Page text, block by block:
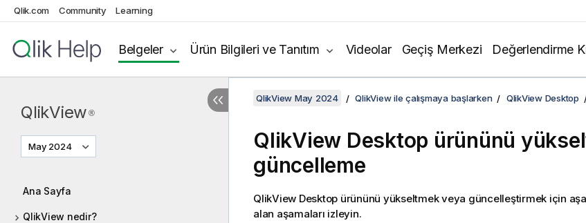
Qlik.com Community Learning
Belgeler Ürün Bilgileri ve Tanıtım Videolar Geçiş Merkezi Değerlendirme
QlikView ®
May 2024
Ana Sayfa
QlikView nedir?
QlikView May 2024 QlikView ile çalışmaya başlarken QlikView Desktop
QlikView Desktop ürününü
güncelleme
QlikView Desktop ürününü yükseltmek veya güncelleştirmek için
alan aşamaları izleyin.